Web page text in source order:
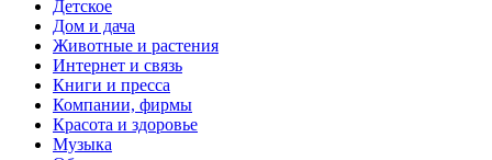
Детское
Дом и дача
Животные и растения
Интернет и связь
Книги и пресса
Компании, фирмы
Красота и здоровье
Музыка